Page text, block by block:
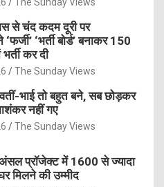
से चंद कदम दूरी पर
‘भर्ती बोर्ड’ बनाकर 150
कर दी
The Sunday Views
भाई तो बहुत बने, सब छोड़कर
नहीं गए
The Sunday Views
अंसल प्रॉजेक्ट में 1600 से ज्यादा
मिलने की उम्मीद